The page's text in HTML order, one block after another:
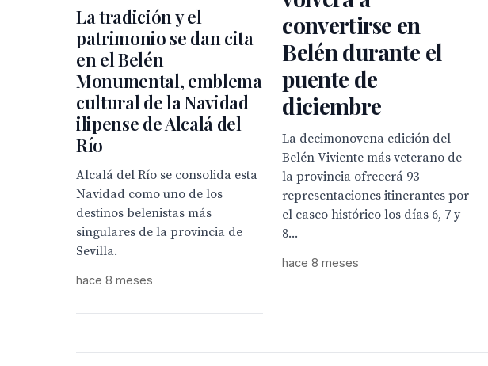
convertirse en
Belén durante el
puente de
diciembre
La decimonovena edición del
Belén Viviente más veterano de
la provincia ofrecerá 93
representaciones itinerantes por
el casco histórico los días 6, 7 y
8...
hace 8 meses
La tradición y el
patrimonio se dan cita
en el Belén
Monumental, emblema
cultural de la Navidad
ilipense de Alcalá del
Río
Alcalá del Río se consolida esta
Navidad como uno de los
destinos belenistas más
singulares de la provincia de
Sevilla.
hace 8 meses